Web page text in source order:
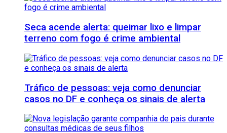
Seca acende alerta: queimar lixo e limpar
terreno com fogo é crime ambiental
Tráfico de pessoas: veja como denunciar
casos no DF e conheça os sinais de alerta